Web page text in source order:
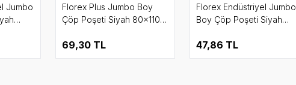
Jumbo
Florex Plus Jumbo Boy
Çöp Poşeti Siyah 80x110
69,30TL
Florex Endüstriyel Jumbo
Boy Çöp Poşeti Siyah
47,86 TL